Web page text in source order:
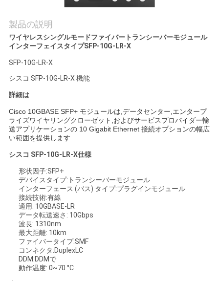
理
連
絡
く
だ
製品の説明
ワイヤレスシングルモードファイバートランシーバーモジュール
インターフェイスタイプSFP-10G-LR-X
SFP-10G-LR-X
シスコ SFP-10G-LR-X 機能
詳細は
Cisco 10GBASE SFP+ モジュールは,データセンター,エンタープ
ライズワイヤリングクローゼット,およびサービスプロバイダー輸
送アプリケーションの 10 Gigabit Ethernet 接続オプションの幅広
い範囲を提供します.
シスコ SFP-10G-LR-X仕様
形状因子:SFP+
デバイスタイプ:トランシーバーモジュール
インターフェース (バス) タイプ:プラグインモジュール
接続技術:有線
適用: 10GBASE-LR
データ転送速さ: 10Gbps
波長: 1310nm
最大距離: 10km
ファイバータイプ:SMF
コンネクタ:DuplexLC
DDM:DDMで
動作温度: 0~70 °C